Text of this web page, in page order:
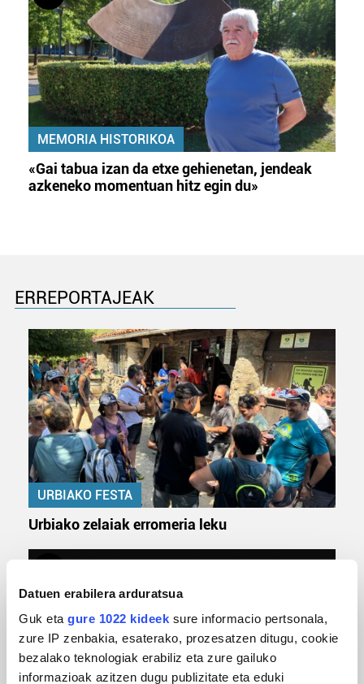
Datuen erabilera arduratsua
Guk eta gure 1022 kideek sure informacio pertsonala,
zure IP zenbakia, esaterako, prozesatzen ditugu, cookie
bezalako teknologiak erabiliz eta zure gailuko
informazioak azitzen dugu publizitate eta eduki
MEMORIA HISTORIKOA
«Gai tabua izan da etxe gehienetan, jendeak
azkeneko momentuan hitz egin du»
ERREPORTAJEAK
URBIAKO FESTA
Urbiako zelaiak erromeria leku